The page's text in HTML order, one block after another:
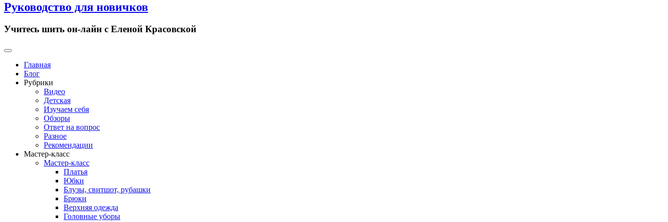
Руководство для новичков
Учитесь шить он-лайн с Еленой Красовской
Primary
Главная
Блог
Рубрики
Видео
Детская
Изучаем себя
Обзоры
Ответ на вопрос
Разное
Рекомендации
Мастер-класс
Мастер-класс
Платья
Юбки
Блузы, свитшот, рубашки
Брюки
Верхняя одежда
Головные уборы